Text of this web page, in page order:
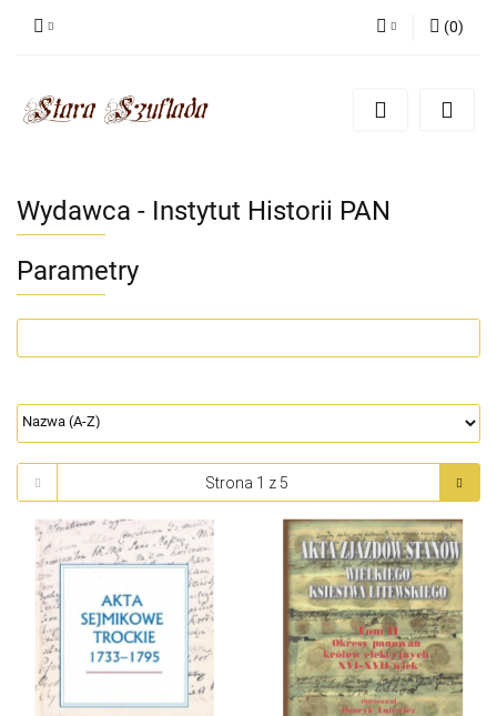
Zarejestruj się
(0)
Wydawca - Instytut Historii PAN
Parametry